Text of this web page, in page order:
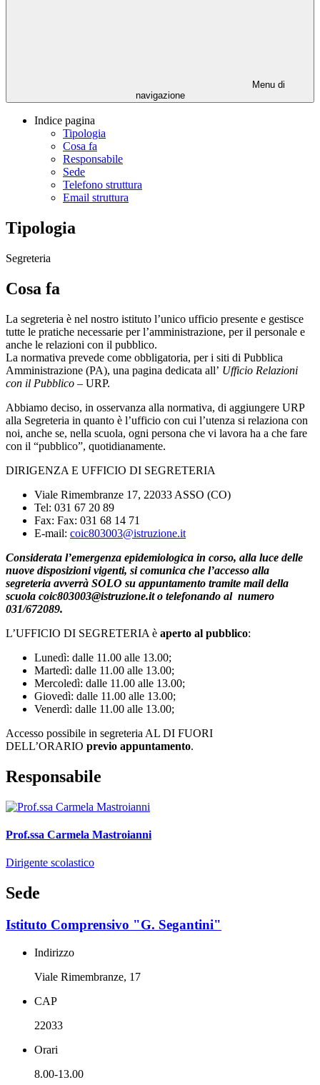
Menu di
navigazione
Indice pagina
Tipologia
Cosa fa
Responsabile
Sede
Telefono struttura
Email struttura
Tipologia
Segreteria
Cosa fa
La segreteria è nel nostro istituto l’unico ufficio presente e gestisce
tutte le pratiche necessarie per l’amministrazione, per il personale e
anche le relazioni con il pubblico.
La normativa prevede come obbligatoria, per i siti di Pubblica
Amministrazione (PA), una pagina dedicata all’ Ufficio Relazioni
con il Pubblico – URP.
Abbiamo deciso, in osservanza alla normativa, di aggiungere URP
alla Segreteria in quanto è l’ufficio con cui l’utenza si relaziona con
noi, anche se, nella scuola, ogni persona che vi lavora ha a che fare
con il “pubblico”, quotidianamente.
DIRIGENZA E UFFICIO DI SEGRETERIA
Viale Rimembranze 17, 22033 ASSO (CO)
Tel: 031 67 20 89
Fax: Fax: 031 68 14 71
E-mail: coic803003@istruzione.it
Considerata l’emergenza epidemiologica in corso, alla luce delle
nuove disposizioni vigenti, si comunica che l’accesso alla
segreteria avverrà SOLO su appuntamento tramite mail della
scuola coic803003@istruzione.it o telefonando al numero
031/672089.
L’UFFICIO DI SEGRETERIA è aperto al pubblico:
Lunedì: dalle 11.00 alle 13.00;
Martedì: dalle 11.00 alle 13.00;
Mercoledì: dalle 11.00 alle 13.00;
Giovedì: dalle 11.00 alle 13.00;
Venerdì: dalle 11.00 alle 13.00;
Accesso possibile in segreteria AL DI FUORI
DELL’ORARIO previo appuntamento.
Responsabile
Prof.ssa Carmela Mastroianni
Dirigente scolastico
Sede
Istituto Comprensivo "G. Segantini"
Indirizzo
Viale Rimembranze, 17
CAP
22033
Orari
8.00-13.00